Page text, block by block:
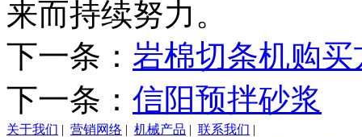
来而持续努力。
下一条： 岩棉切条机购
下一条： 信阳预拌砂浆
关于我们 | 营销网络 | 机械产品 | 联系我们 |